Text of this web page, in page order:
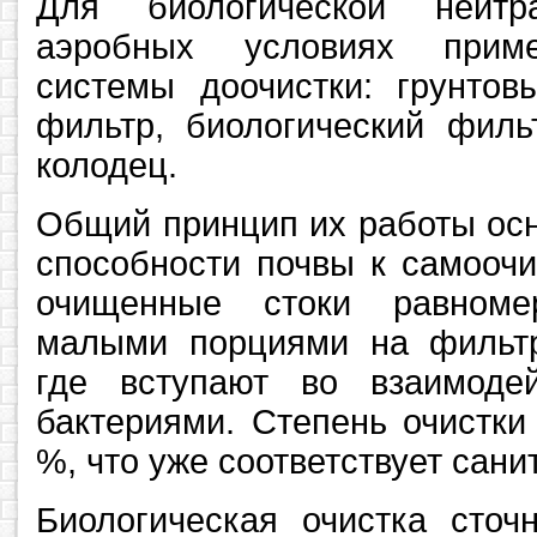
аэробных условиях
системы доочистки:
фильтр, биологический
колодец.
Общий принцип их работы
способности почвы к
очищенные стоки
малыми порциями на
где вступают во
бактериями. Степень
%, что уже соответствует
Биологическая очистка